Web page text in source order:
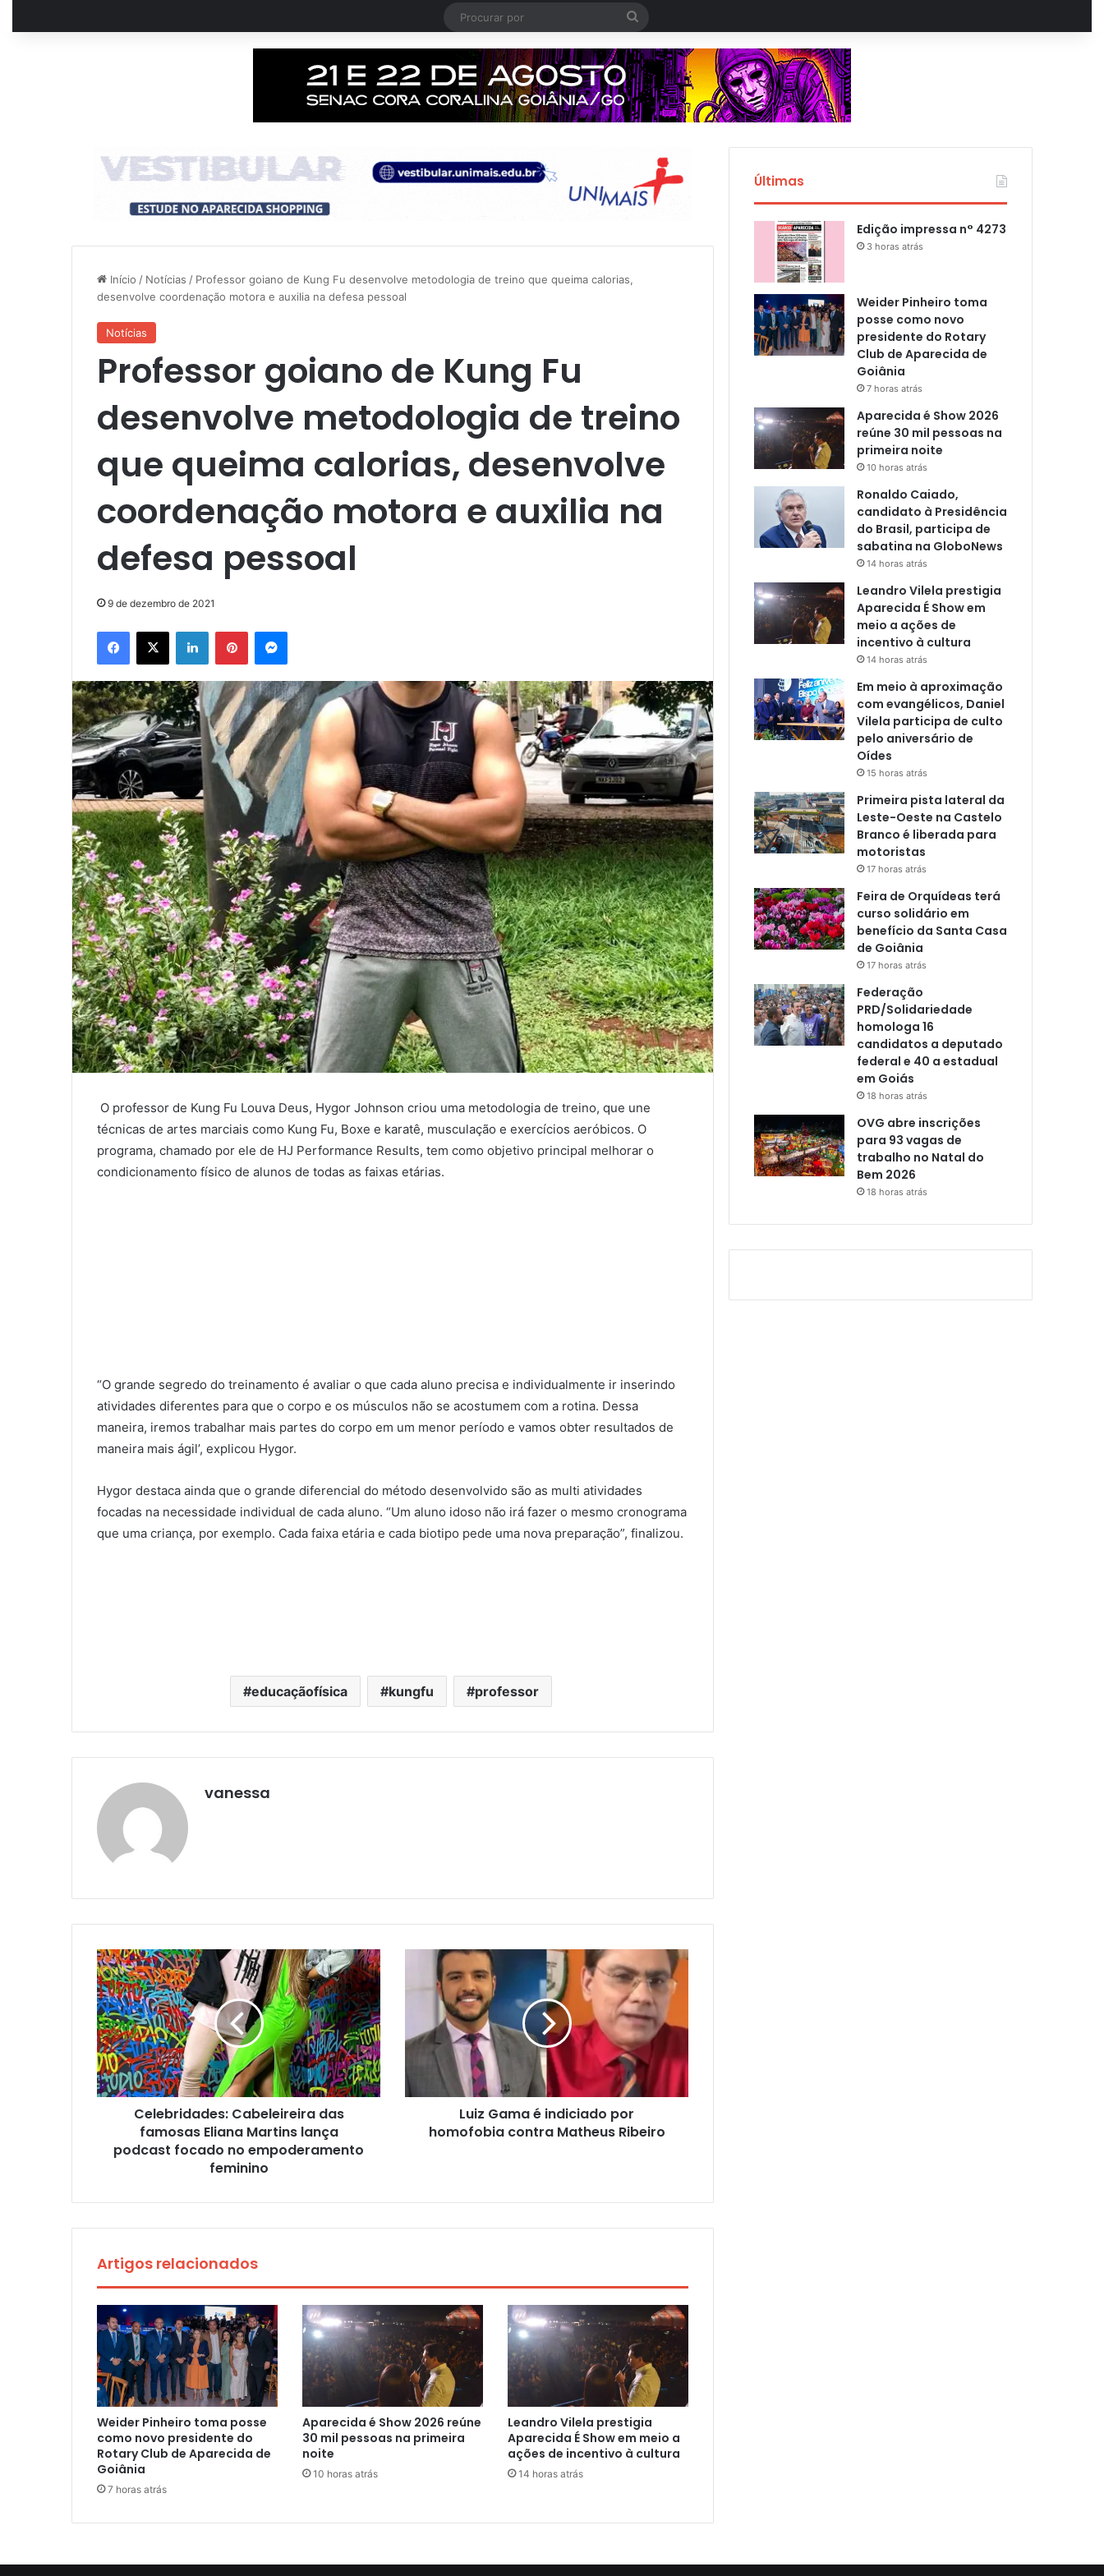
Procurar
por
Início / Notícias / Professor goiano de Kung Fu desenvolve metodologia de treino que queima calorias,
desenvolve coordenação motora e auxilia na defesa pessoal
Notícias
Professor goiano de Kung Fu
desenvolve metodologia de treino
que queima calorias, desenvolve
coordenação motora e auxilia na
defesa pessoal
9 de dezembro de 2021
Facebook
X LinkedinPinterestMessenger
O professor de Kung Fu Louva Deus, Hygor Johnson criou uma metodologia de treino, que une
técnicas de artes marciais como Kung Fu, Boxe e karatê, musculação e exercícios aeróbicos. O
programa, chamado por ele de HJ Performance Results, tem como objetivo principal melhorar o
condicionamento físico de alunos de todas as faixas etárias.
“O grande segredo do treinamento é avaliar o que cada aluno precisa e individualmente ir inserindo
atividades diferentes para que o corpo e os músculos não se acostumem com a rotina. Dessa
maneira, iremos trabalhar mais partes do corpo em um menor período e vamos obter resultados de
maneira mais ágil’, explicou Hygor.
Hygor destaca ainda que o grande diferencial do método desenvolvido são as multi atividades
focadas na necessidade individual de cada aluno. “Um aluno idoso não irá fazer o mesmo cronograma
que uma criança, por exemplo. Cada faixa etária e cada biotipo pede uma nova preparação”, finalizou.
educaçãofísica kungfu professor
vanessa
Celebridades: Cabeleireira das
famosas Eliana Martins lança
podcast focado no empoderamento
feminino
Luiz Gama é indiciado por
homofobia contra Matheus Ribeiro
Artigos relacionados
Weider Pinheiro toma posse
como novo presidente do
Rotary Club de Aparecida de
Goiânia
7 horas atrás
Aparecida é Show 2026 reúne
30 mil pessoas na primeira
noite
10 horas atrás
Leandro Vilela prestigia
Aparecida É Show em meio a
ações de incentivo à cultura
14 horas atrás
Últimas
Edição impressa n° 4273
3 horas atrás
Weider Pinheiro toma
posse como novo
presidente do Rotary
Club de Aparecida de
Goiânia
7 horas atrás
Aparecida é Show 2026
reúne 30 mil pessoas na
primeira noite
10 horas atrás
Ronaldo Caiado,
candidato à Presidência
do Brasil, participa de
sabatina na GloboNews
14 horas atrás
Leandro Vilela prestigia
Aparecida É Show em
meio a ações de
incentivo à cultura
14 horas atrás
Em meio à aproximação
com evangélicos, Daniel
Vilela participa de culto
pelo aniversário de
Oídes
15 horas atrás
Primeira pista lateral da
Leste-Oeste na Castelo
Branco é liberada para
motoristas
17 horas atrás
Feira de Orquídeas terá
curso solidário em
benefício da Santa Casa
de Goiânia
17 horas atrás
Federação
PRD/Solidariedade
homologa 16
candidatos a deputado
federal e 40 a estadual
em Goiás
18 horas atrás
OVG abre inscrições
para 93 vagas de
trabalho no Natal do
Bem 2026
18 horas atrás